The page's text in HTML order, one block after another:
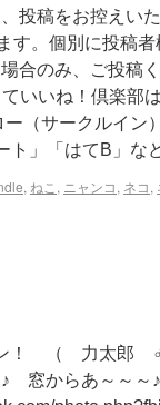
投稿をお控えい
す。個別に投稿
合のみ、ご投稿
いいね！倶楽部
（サークルイン
ト」「はてB」な
, ねこ , ニャンコ, ネコ,
ン！ （ 力太郎
窓からあ～～